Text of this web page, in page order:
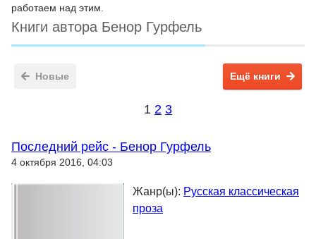
работаем над этим.
Книги автора Бенор Гурфель
Новые Ещё книги
1 2 3
Последний рейс - Бенор Гурфель
4 октября 2016, 04:03
Жанр(ы): Русская классическая
проза